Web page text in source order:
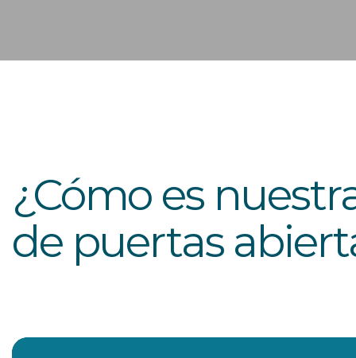
¿Cómo es
de puertas